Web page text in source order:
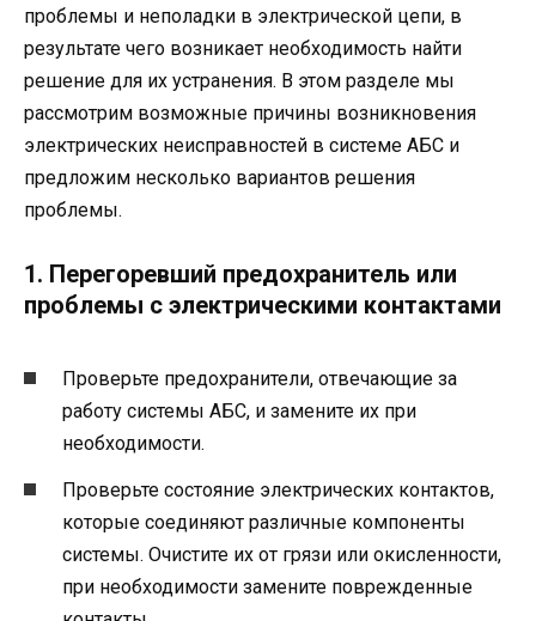
проблемы и неполадки в электрической цепи, в
результате чего возникает необходимость найти
решение для их устранения. В этом разделе мы
рассмотрим возможные причины возникновения
электрических неисправностей в системе АБС и
предложим несколько вариантов решения
проблемы.
1. Перегоревший предохранитель или
проблемы с электрическими контактами
Проверьте предохранители, отвечающие за
работу системы АБС, и замените их при
необходимости.
Проверьте состояние электрических контактов,
которые соединяют различные компоненты
системы. Очистите их от грязи или окисленности,
при необходимости замените поврежденные